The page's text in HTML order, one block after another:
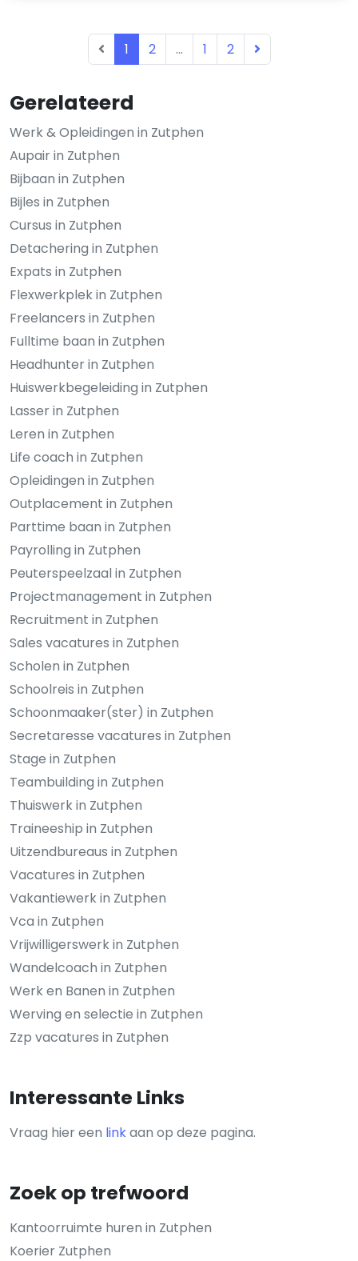
Gerelateerd
Werk & Opleidingen in Zutphen
Aupair in Zutphen
Bijbaan in Zutphen
Bijles in Zutphen
Cursus in Zutphen
Detachering in Zutphen
Expats in Zutphen
Flexwerkplek in Zutphen
Freelancers in Zutphen
Fulltime baan in Zutphen
Headhunter in Zutphen
Huiswerkbegeleiding in Zutphen
Lasser in Zutphen
Leren in Zutphen
Life coach in Zutphen
Opleidingen in Zutphen
Outplacement in Zutphen
Parttime baan in Zutphen
Payrolling in Zutphen
Peuterspeelzaal in Zutphen
Projectmanagement in Zutphen
Recruitment in Zutphen
Sales vacatures in Zutphen
Scholen in Zutphen
Schoolreis in Zutphen
Schoonmaaker(ster) in Zutphen
Secretaresse vacatures in Zutphen
Stage in Zutphen
Teambuilding in Zutphen
Thuiswerk in Zutphen
Traineeship in Zutphen
Uitzendbureaus in Zutphen
Vacatures in Zutphen
Vakantiewerk in Zutphen
Vca in Zutphen
Vrijwilligerswerk in Zutphen
Wandelcoach in Zutphen
Werk en Banen in Zutphen
Werving en selectie in Zutphen
Zzp vacatures in Zutphen
Interessante Links
Vraag hier een linkaan op deze pagina.
Zoek op trefwoord
Kantoorruimte huren in Zutphen
Koerier Zutphen
1 2 ... 1 2